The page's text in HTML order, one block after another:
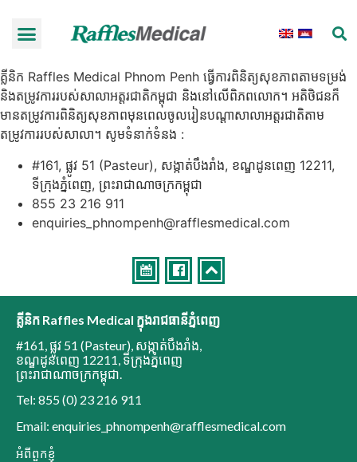
គ្លីនិក Raffles Medical Phnom Penh ធ្វើការពិនិត្យសុខភាពតាមទម្រង់
និងតម្រូវការរបស់សាលាអត្តរជាតិកម្ពុជា និងនៅលើពិភពលោក។ អតិថិជនក៏
មានតម្រូវការពិនិត្យសុខភាពមុនពេលចូលរៀនបណ្តាសាលាអត្តរជាតិតាម
តម្រូវការរបស់សាលា។ សូមទំនាក់ទំនង :
#161, ផ្លូវ 51 (Pasteur), សង្កាត់បឹងរាំង, ខណ្ឌដូនពេញ 12211,
ទីក្រុងភ្នំពេញ, ព្រះរាជាណាចក្រកម្ពុជា
855 23 216 911
enquiries_phnompenh@rafflesmedical.com
គ្លីនិក Raffles Medical ក្នុងរាជធានីភ្នំពេញ
#161, ផ្លូវ 51 (Pasteur), សង្កាត់បឹងរាំង,
ខណ្ឌដូនពេញ 12211, ទីក្រុងភ្នំពេញ
ព្រះរាជាណាចក្រកម្ពុជា.
Tel: 855 (0) 23 216 911
Email: enquiries_phnompenh@rafflesmedical.com
អំពីពួកខ្ញុំ